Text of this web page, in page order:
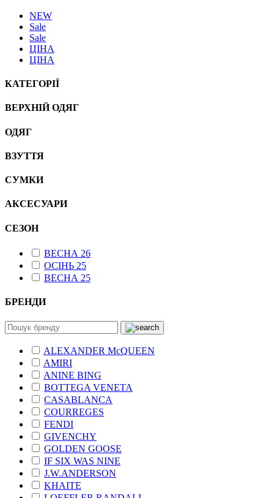
NEW
Sale
Sale
ЦІНА
ЦІНА
КАТЕГОРІЇ
ВЕРХНІЙ ОДЯГ
ОДЯГ
ВЗУТТЯ
СУМКИ
АКСЕСУАРИ
СЕЗОН
ВЕСНА 26
ОСІНЬ 25
ВЕСНА 25
БРЕНДИ
ALEXANDER McQUEEN
AMIRI
ANINE BING
BOTTEGA VENETA
CASABLANCA
COURREGES
FENDI
GIVENCHY
GOLDEN GOOSE
IF SIX WAS NINE
J.W.ANDERSON
KHAITE